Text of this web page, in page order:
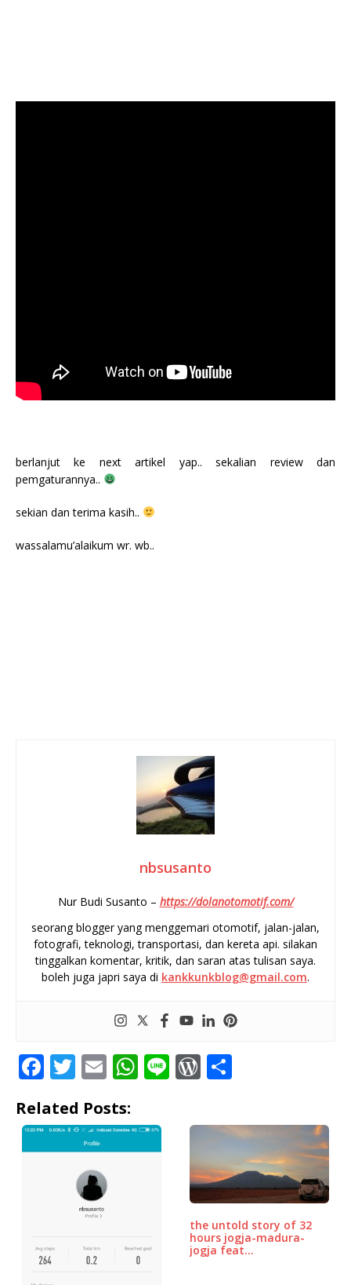
berlanjut ke next artikel yap.. sekalian review dan
pemgaturannya..
sekian dan terima kasih..
wassalamu’alaikum wr. wb..
nbsusanto
Nur Budi Susanto – https://dolanotomotif.com/
seorang blogger yang menggemari otomotif, jalan-jalan,
fotografi, teknologi, transportasi, dan kereta api. silakan
tinggalkan komentar, kritik, dan saran atas tulisan saya.
boleh juga japri saya di kankkunkblog@gmail.com.
F
a
c
e
k
T
w
it
te
r
E
m
ai
l
W
h
at
s
Li
n
W
o
r
P
r
e
ss
ar
e
Related Posts:
the untold story of 32
hours jogja-madura-
jogja feat…